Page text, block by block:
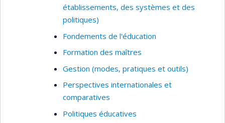
établissements, des systèmes et des
politiques)
Fondements de l'éducation
Formation des maîtres
Gestion (modes, pratiques et outils)
Perspectives internationales et
comparatives
Politiques éducatives